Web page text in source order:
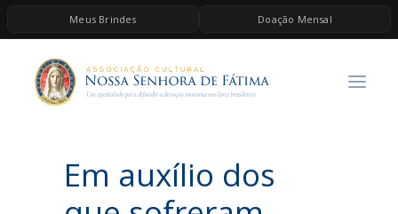
Meus Brindes Doação Mensal
HOME
A ASSOCIAÇÃO
ESPIRITUALIDADE
Em auxílio dos